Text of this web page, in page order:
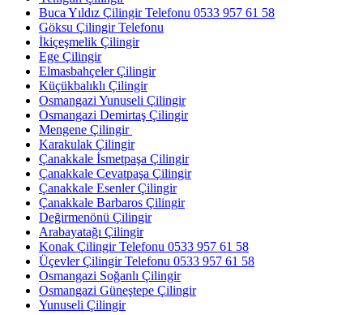
Buca Yıldız Çilingir Telefonu 0533 957 61 58
Göksu Çilingir Telefonu
İkiçeşmelik Çilingir
Ege Çilingir
Elmasbahçeler Çilingir
Küçükbalıklı Çilingir
Osmangazi Yunuseli Çilingir
Osmangazi Demirtaş Çilingir
Mengene Çilingir
Karakulak Çilingir
Çanakkale İsmetpaşa Çilingir
Çanakkale Cevatpaşa Çilingir
Çanakkale Esenler Çilingir
Çanakkale Barbaros Çilingir
Değirmenönü Çilingir
Arabayatağı Çilingir
Konak Çilingir Telefonu 0533 957 61 58
Üçevler Çilingir Telefonu 0533 957 61 58
Osmangazi Soğanlı Çilingir
Osmangazi Güneştepe Çilingir
Yunuseli Çilingir